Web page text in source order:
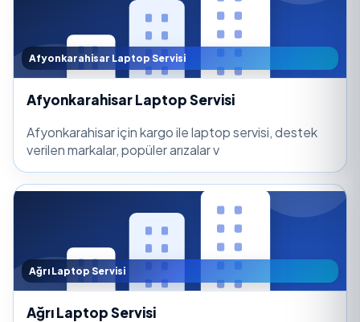
Afyonkarahisar Laptop Servisi
Afyonkarahisar Laptop Servisi
Afyonkarahisar için kargo ile laptop servisi, destek
verilen markalar, popüler arızalar v
Ağrı Laptop Servisi
Ağrı Laptop Servisi